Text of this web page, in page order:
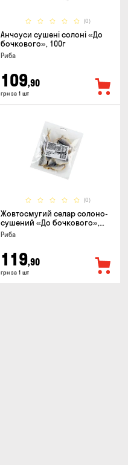
(0)
Анчоуси сушені солоні «До
бочкового», 100г
Риба
109,90
грн за 1 шт
(0)
Жовтосмугий селар солоно-
сушений «До бочкового»,
100г
Риба
119,90
грн за 1 шт